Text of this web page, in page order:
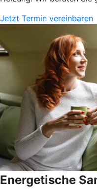
Jetzt Termin vereinbaren
Energetische